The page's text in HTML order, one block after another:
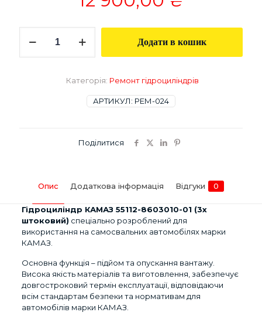
гідроциліндра
Додати в кошик
АРТИКУЛ: РЕМ-024
Категорія: Ремонт гідроциліндрів
Поділитися
Опис Додаткова інформація Відгуки 0
Гідроциліндр КАМАЗ 55112-8603010-01 (3х
штоковий) спеціально розроблений для
використання на самосвальних автомобілях марки
КАМАЗ.
Основна функція – підйом та опускання вантажу.
Висока якість матеріалів та виготовлення, забезпечує
довгостроковий термін експлуатації, відповідаючи
всім стандартам безпеки та нормативам для
автомобілів марки КАМАЗ.